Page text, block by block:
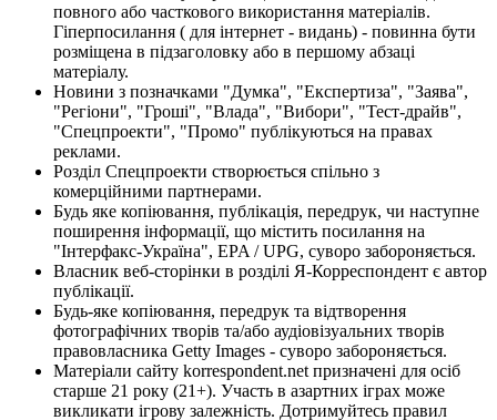
повного або часткового використання матеріалів.
Гіперпосилання ( для інтернет - видань) - повинна бути
розміщена в підзаголовку або в першому абзаці
матеріалу.
Новини з позначками "Думка", "Експертиза", "Заява",
"Регіони", "Гроші", "Влада", "Вибори", "Тест-драйв",
"Спецпроекти", "Промо" публікуються на правах
реклами.
Розділ Спецпроекти створюється спільно з
комерційними партнерами.
Будь яке копіювання, публікація, передрук, чи наступне
поширення інформації, що містить посилання на
"Інтерфакс-Україна", EPA / UPG, суворо забороняється.
Власник веб-сторінки в розділі Я-Корреспондент є автор
публікації.
Будь-яке копіювання, передрук та відтворення
фотографічних творів та/або аудіовізуальних творів
правовласника Getty Images - суворо забороняється.
Матеріали сайту korrespondent.net призначені для осіб
старше 21 року (21+). Участь в азартних іграх може
викликати ігрову залежність. Дотримуйтесь правил